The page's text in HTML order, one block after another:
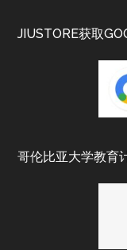
JIUSTORE获取
哥伦比亚大学教育